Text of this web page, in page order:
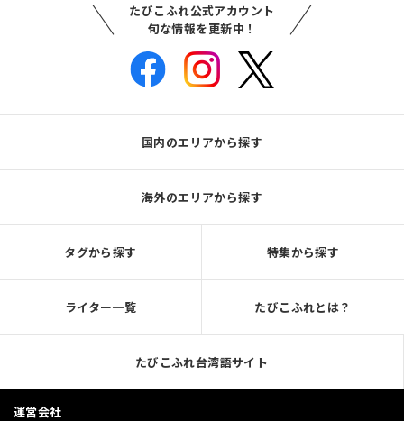
たびこふれ公式アカウント
旬な情報を更新中！
国内のエリアから探す
海外のエリアから探す
タグから探す 特集から探す
ライター一覧 たびこふれとは？
たびこふれ台湾語サイト
運営会社